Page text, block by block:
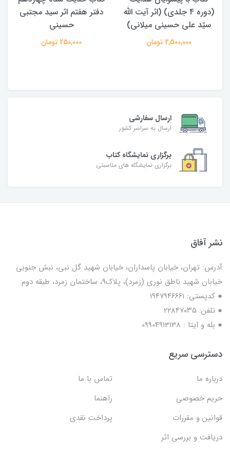
الله
دفتر هفتم اثر سید مجتبی
حسینی
250,000 تومان
الامامه (2 جلدی)
950,000 تومان
ارسال سفارشی
ارسال به سراسر کشور
برگزاری نمایشگاه کتاب
برگزاری نمایشگاه های مناسبتی
نشر آفاق
آدرس: تهران، خیابان پاسداران، خیابان شهید گل نبی، نبش جنوبی
خیابان شهید ناطق نوری (زمرد)، پلاک9، ساختمان زمرد، طبقه دوم
● کدپستی: ۱۹۴۷۹۴۶۶۶۱
● تلفن: ٢٢٨۴٧۰۳۵
● بله و ایتا : 09904913138
دسترسی سریع
درباره ما
تماس با ما
حریم خصوصی
راهنما
قوانین و مقررات
پرداخت نقدی
دریافت و بررسی اثر